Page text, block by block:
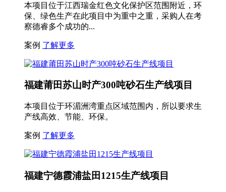
本项目位于江西瑞金红色文化保护区范围附近，环
保、绿色生产在此项目中为重中之重，采购人在考
察德睿多个成功的...
案例 了解更多
福建莆田苏山时产300吨砂石生产线项目
本项目位于环湄洲湾重点区域范围内，所以要求生
产线高效、节能、环保。
案例 了解更多
福建宁德霞浦盐田1215生产线项目